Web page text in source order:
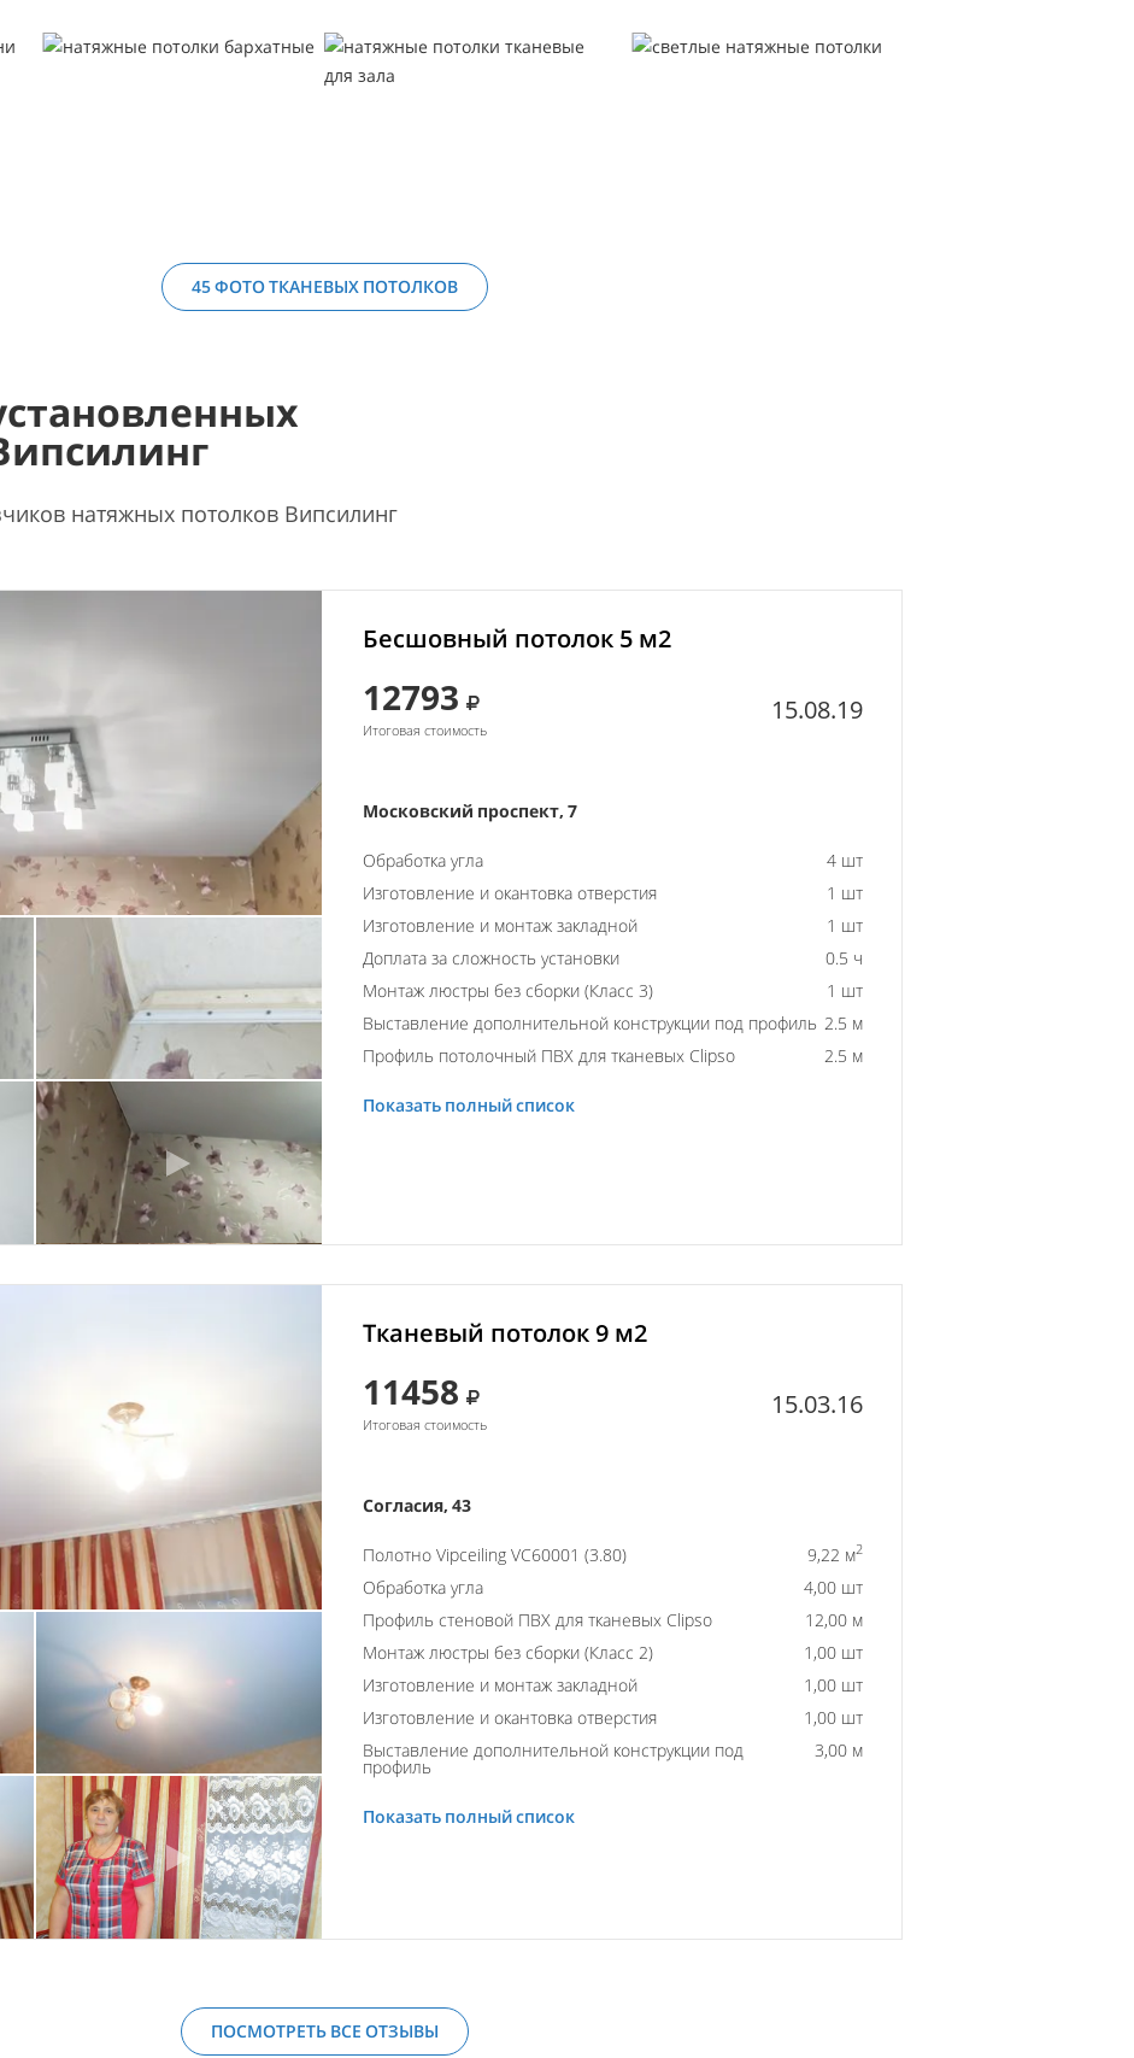
45 ФОТО ТКАНЕВЫХ ПОТОЛКОВ
натяжных потолков Випсилинг
Бесшовный потолок 5 м2
12793
Итоговая стоимость
15.08.19
Московский проспект, 7
Обработка угла
4 шт
Изготовление и окантовка отверстия
1 шт
Изготовление и монтаж закладной
1 шт
Доплата за сложность установки
0.5 ч
Монтаж люстры без сборки (Класс 3)
1 шт
Выставление дополнительной конструкции под профиль 2.5 м
Профиль потолочный ПВХ для тканевых Clipso
2.5 м
Показать полный список
Тканевый потолок 9 м2
11458
Итоговая стоимость
15.03.16
Согласия, 43
Полотно Vipceiling VC60001 (3.80) 9,22 м2
Обработка угла
4,00 шт
Профиль стеновой ПВХ для тканевых Clipso
12,00 м
Монтаж люстры без сборки (Класс 2)
1,00 шт
Изготовление и монтаж закладной
1,00 шт
Изготовление и окантовка отверстия
1,00 шт
Выставление дополнительной конструкции под
профиль
3,00 м
Показать полный список
ПОСМОТРЕТЬ ВСЕ ОТЗЫВЫ